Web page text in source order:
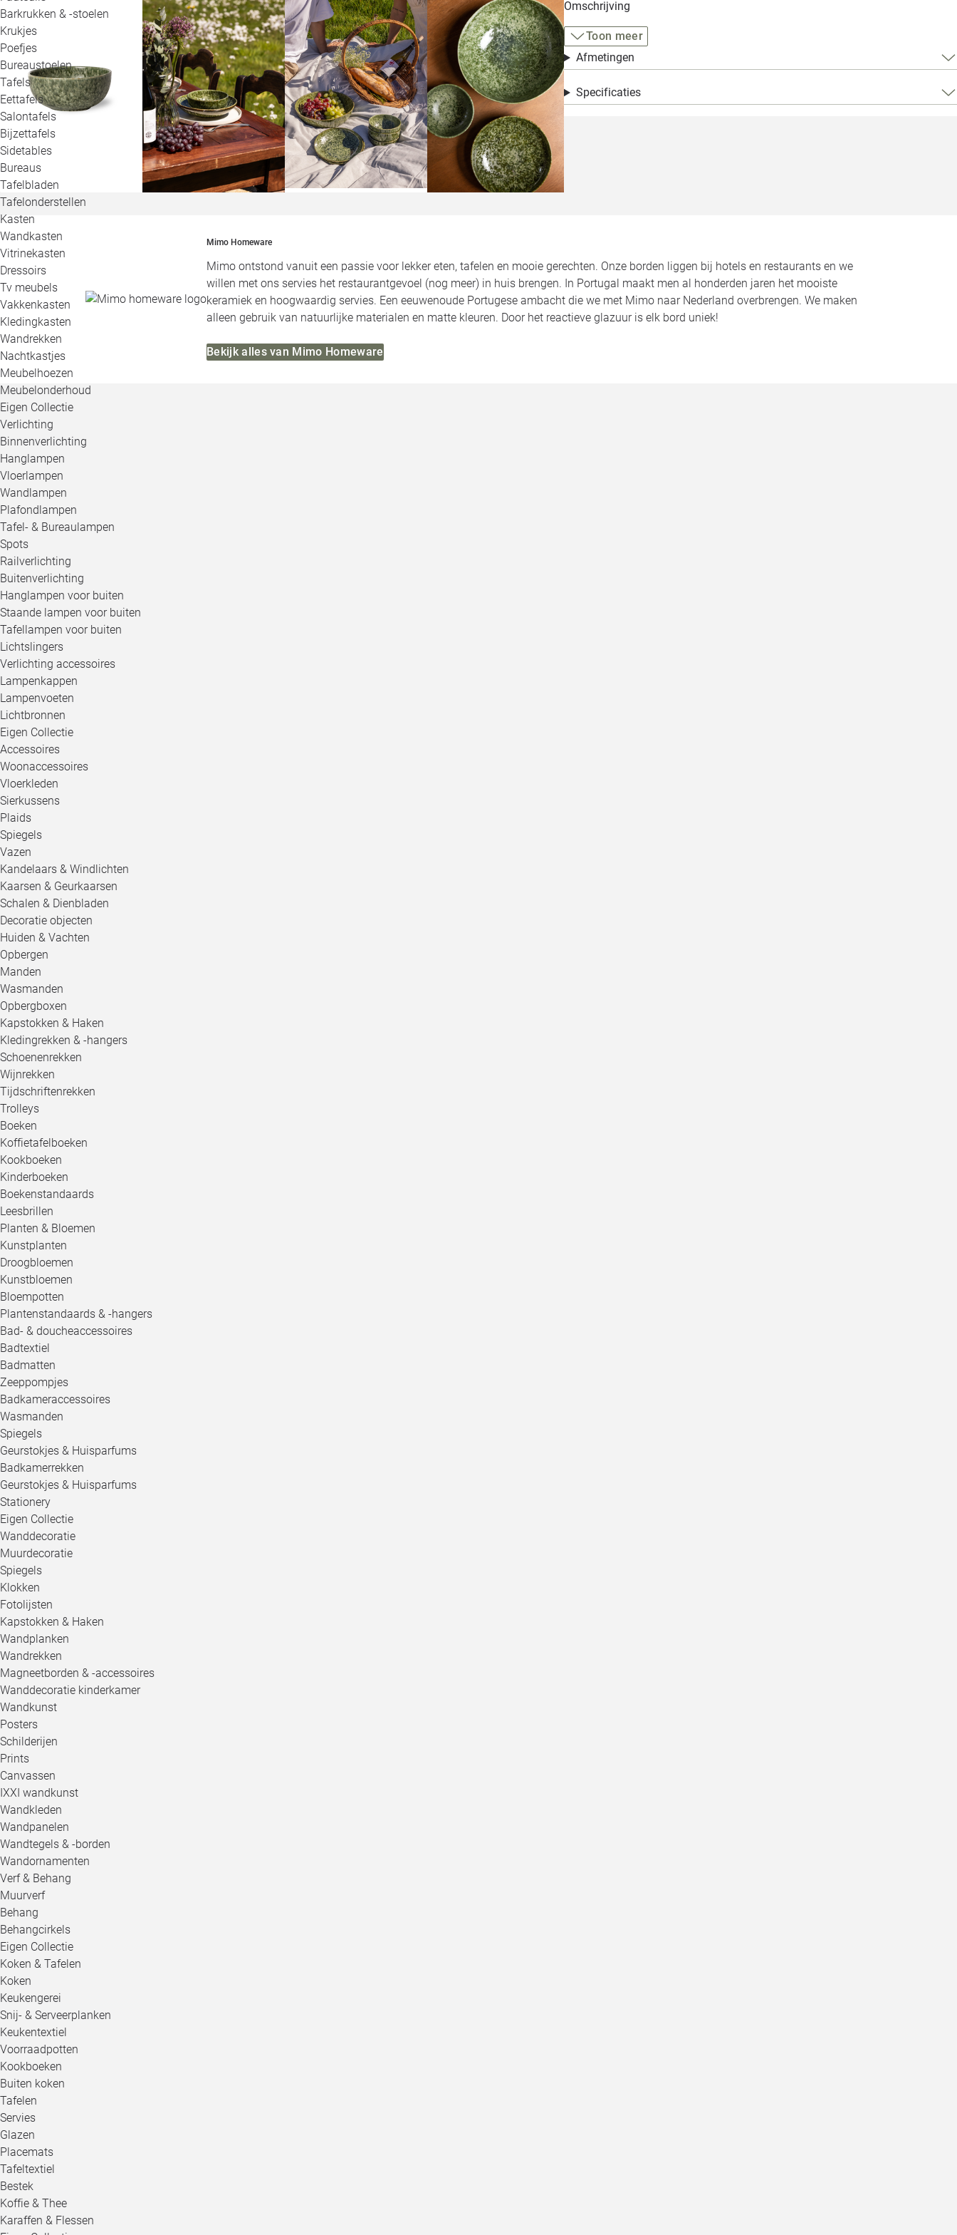
Barkrukken & -stoelen
Krukjes
Poefjes
Bureaustoelen
Tafels
Eettafels
Salontafels
Bijzettafels
Sidetables
Bureaus
Tafelbladen
Tafelonderstellen
Kasten
Wandkasten
Vitrinekasten
Dressoirs
Tv meubels
Vakkenkasten
Kledingkasten
Wandrekken
Nachtkastjes
Meubelhoezen
Meubelonderhoud
Eigen Collectie
Verlichting
Binnenverlichting
Hanglampen
Vloerlampen
Wandlampen
Plafondlampen
Tafel- & Bureaulampen
Spots
Railverlichting
Buitenverlichting
Hanglampen voor buiten
Staande lampen voor buiten
Tafellampen voor buiten
Lichtslingers
Verlichting accessoires
Lampenkappen
Lampenvoeten
Lichtbronnen
Eigen Collectie
Accessoires
Woonaccessoires
Vloerkleden
Sierkussens
Plaids
Spiegels
Vazen
Kandelaars & Windlichten
Kaarsen & Geurkaarsen
Schalen & Dienbladen
Decoratie objecten
Huiden & Vachten
Opbergen
Manden
Wasmanden
Opbergboxen
Kapstokken & Haken
Kledingrekken & -hangers
Schoenenrekken
Wijnrekken
Tijdschriftenrekken
Trolleys
Boeken
Koffietafelboeken
Kookboeken
Kinderboeken
Boekenstandaards
Leesbrillen
Planten & Bloemen
Kunstplanten
Droogbloemen
Kunstbloemen
Bloempotten
Plantenstandaards & -hangers
Bad- & doucheaccessoires
Badtextiel
Badmatten
Zeeppompjes
Badkameraccessoires
Wasmanden
Spiegels
Geurstokjes & Huisparfums
Badkamerrekken
Geurstokjes & Huisparfums
Stationery
Eigen Collectie
Wanddecoratie
Muurdecoratie
Spiegels
Klokken
Fotolijsten
Kapstokken & Haken
Wandplanken
Wandrekken
Magneetborden & -accessoires
Wanddecoratie kinderkamer
Wandkunst
Posters
Schilderijen
Prints
Canvassen
IXXI wandkunst
Wandkleden
Wandpanelen
Wandtegels & -borden
Wandornamenten
Verf & Behang
Muurverf
Behang
Behangcirkels
Eigen Collectie
Koken & Tafelen
Koken
Keukengerei
Snij- & Serveerplanken
Keukentextiel
Voorraadpotten
Kookboeken
Buiten koken
Tafelen
Servies
Glazen
Placemats
Tafeltextiel
Bestek
Koffie & Thee
Karaffen & Flessen
Alle
Omschrijving
Toon meer
Afmetingen
Specificaties
Mimo Homeware
Mimo ontstond vanuit een passie voor lekker eten, tafelen en mooie gerechten. Onze borden liggen bij hotels en restaurants en we
willen met ons servies het restaurantgevoel (nog meer) in huis brengen. In Portugal maakt men al honderden jaren het mooiste
keramiek en hoogwaardig servies. Een eeuwenoude Portugese ambacht die we met Mimo naar Nederland overbrengen. We maken
alleen gebruik van natuurlijke materialen en matte kleuren. Door het reactieve glazuur is elk bord uniek!
Bekijk alles van Mimo Homeware